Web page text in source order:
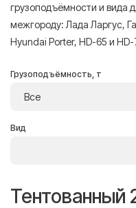
грузоподъёмности и вида
межгороду: Лада Ларгус,
Hyundai Porter, HD-65 и
Грузоподъёмность, т
Вид
Тентованный